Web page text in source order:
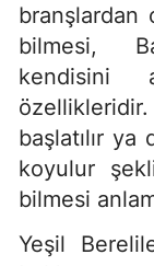
branşlardan
bilmesi,
kendisini
başlatılır ya
koyulur
bilmesi
Yeşil